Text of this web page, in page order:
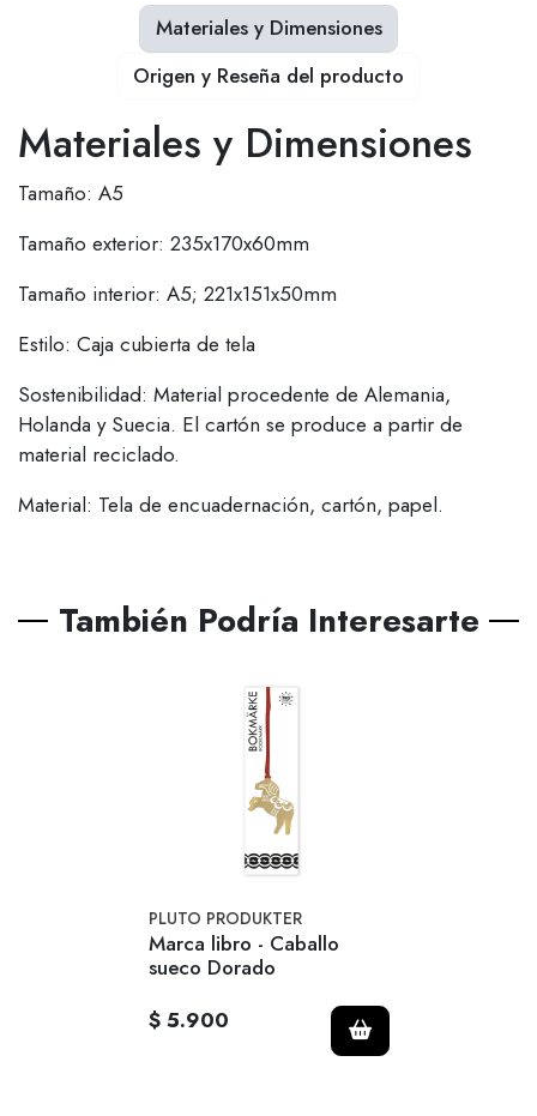
Materiales y Dimensiones
Tamaño: A5
Tamaño exterior: 235x170x60mm
Tamaño interior: A5; 221x151x50mm
Estilo: Caja cubierta de tela
Sostenibilidad: Material procedente de Alemania,
Holanda y Suecia. El cartón se produce a partir de
material reciclado.
Material: Tela de encuadernación, cartón, papel.
Materiales y Dimensiones
Origen y Reseña del producto
También Podría Interesarte
PLUTO PRODUKTER
Marca libro - Caballo
sueco Dorado
$ 5.900